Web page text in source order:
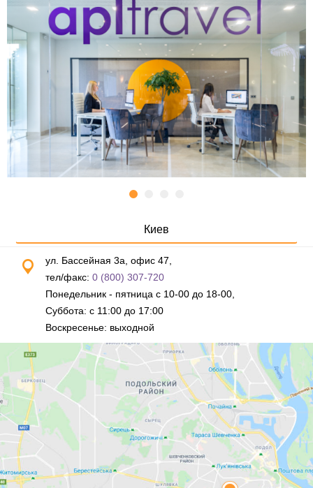
Киев
ул. Бассейная 3а, офис 47,
тел/факс: 0 (800) 307-720
Понедельник - пятница с 10-00 до 18-00,
Суббота: с 11:00 до 17:00
Воскресенье: выходной